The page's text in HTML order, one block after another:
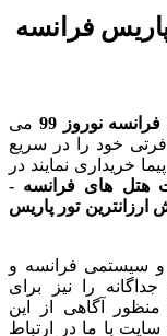
فرانسه
نوروز 99
می
خود را در سریع
خریداری نمایند در
هتل های فرانسه -
تور پاریس
و سیستمی فرانسه و
را نیز برای
آگاهی از این
با ما در ارتباط